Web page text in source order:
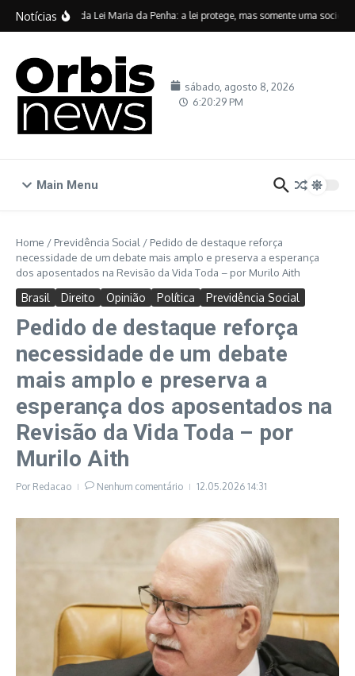
Ir para o conteúdo
Notícias
Vinte anos da Lei Maria da Penha: a lei protege, mas somente uma
sábado, agosto 8, 2026
6:20:30 PM
Main Menu
Home / Previdência Social / Pedido de destaque reforça
necessidade de um debate mais amplo e preserva a esperança
dos aposentados na Revisão da Vida Toda – por Murilo Aith
Brasil Direito Opinião Política Previdência Social
Pedido de destaque reforça
necessidade de um debate
mais amplo e preserva a
esperança dos aposentados na
Revisão da Vida Toda – por
Murilo Aith
Por Redacao Nenhum comentário 12.05.2026 14:31